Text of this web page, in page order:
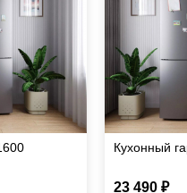
Кухонный
23 490 ₽